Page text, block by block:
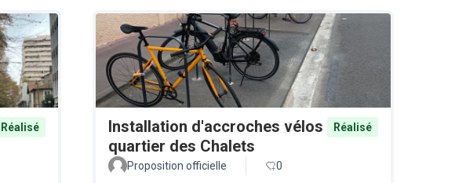
Réalisé
Installation d'accroches vélos
quartier des Chalets
Réalisé
Proposition officielle 0